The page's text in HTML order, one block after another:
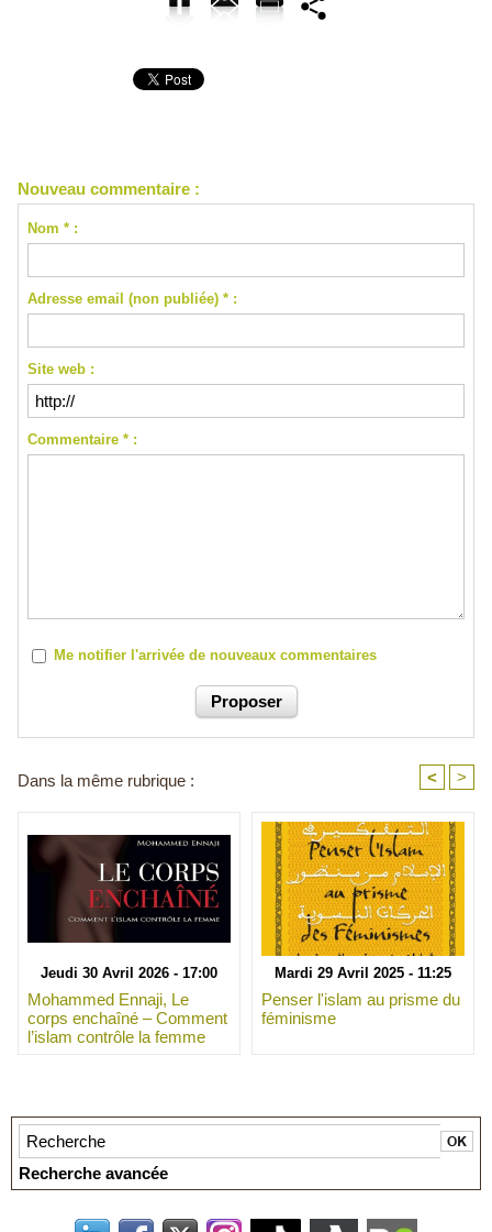
Nouveau commentaire :
Nom * :
Adresse email (non publiée) * :
Site web :
Commentaire * :
Me notifier l'arrivée de nouveaux commentaires
Dans la même rubrique : < >
Jeudi 30 Avril 2026 - 17:00
Mohammed Ennaji, Le
corps enchaîné – Comment
l’islam contrôle la femme
Mardi 29 Avril 2025 - 11:25
Penser l'islam au prisme du
féminisme
Recherche avancée